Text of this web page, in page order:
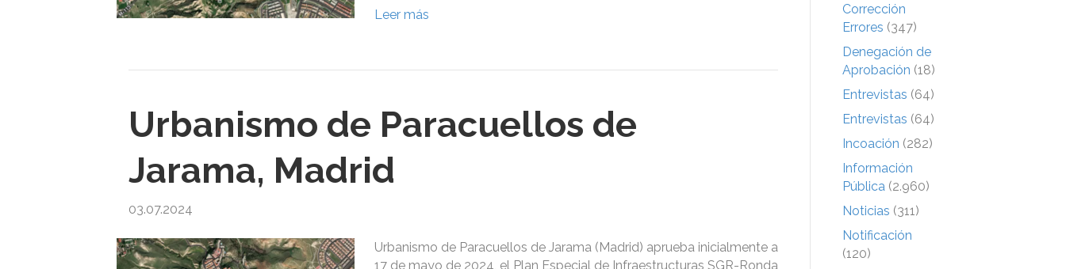
Leer más
Urbanismo de Paracuellos de
Jarama, Madrid
03.07.2024
Urbanismo de Paracuellos de Jarama (Madrid) aprueba inicialmente a
17 de mayo de 2024, el Plan Especial de Infraestructuras SGR-Ronda
Corrección
Errores (347)
Denegación de
Aprobación (18)
Entrevistas (64)
Entrevistas (64)
Incoación (282)
Información
Pública (2.960)
Noticias (311)
Notificación
(120)